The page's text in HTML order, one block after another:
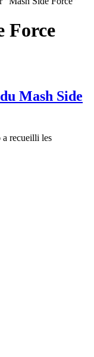
Force
Mash Side
recueilli les